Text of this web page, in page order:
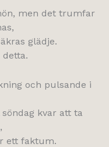
men det trumfar
glädje.
detta.
och pulsande i
kvar att ta
ett faktum.